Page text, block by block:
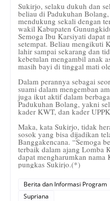
Sukirjo, selaku dukuh dan
beliau di Padukuhan
mendukung sekali dengan
wakil Kabupaten
Semoga Ibu Karsiyati dapat
setempat. Beliau mengikuti
lahir sampai sekarang dan
kebetulan mengambil anak
masih bayi di tinggal mati
Dalam perannya sebagai
suami dalam mengemban
juga ikut aktif dalam
Padukuhan Bolang, yakni
kader KWT, dan kader
Maka, kata Sukirjo, tidak
sosok yang bisa dijadikan
Banggakencana. “Semoga
terbaik dalam ajang Lomba
dapat mengharumkan
pungkas Sukirjo.(*)
Berita dan Informasi Program
Supriana